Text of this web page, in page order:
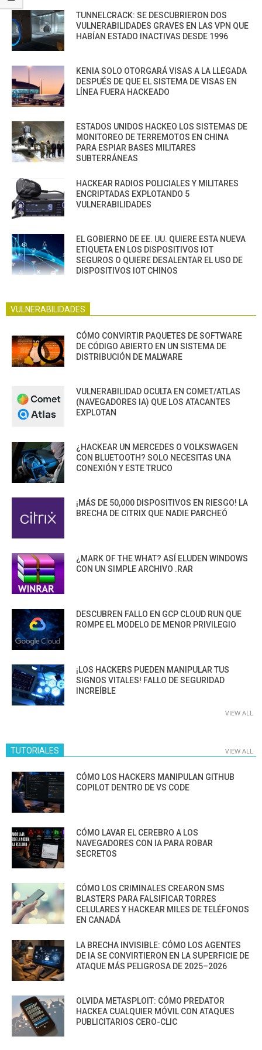
TUNNELCRACK: SE DESCUBRIERON DOS
VULNERABILIDADES GRAVES EN LAS VPN QUE
HABÍAN ESTADO INACTIVAS DESDE 1996
KENIA SOLO OTORGARÁ VISAS A LA LLEGADA
DESPUÉS DE QUE EL SISTEMA DE VISAS EN
LÍNEA FUERA HACKEADO
ESTADOS UNIDOS HACKEO LOS SISTEMAS DE
MONITOREO DE TERREMOTOS EN CHINA
PARA ESPIAR BASES MILITARES
SUBTERRÁNEAS
HACKEAR RADIOS POLICIALES Y MILITARES
ENCRIPTADAS EXPLOTANDO 5
VULNERABILIDADES
EL GOBIERNO DE EE. UU. QUIERE ESTA NUEVA
ETIQUETA EN LOS DISPOSITIVOS IOT
SEGUROS O QUIERE DESALENTAR EL USO DE
DISPOSITIVOS IOT CHINOS
VULNERABILIDADES
CÓMO CONVIRTIR PAQUETES DE SOFTWARE
DE CÓDIGO ABIERTO EN UN SISTEMA DE
DISTRIBUCIÓN DE MALWARE
VULNERABILIDAD OCULTA EN COMET/ATLAS
(NAVEGADORES IA) QUE LOS ATACANTES
EXPLOTAN
¿HACKEAR UN MERCEDES O VOLKSWAGEN
CON BLUETOOTH? SOLO NECESITAS UNA
CONEXIÓN Y ESTE TRUCO
¡MÁS DE 50,000 DISPOSITIVOS EN RIESGO! LA
BRECHA DE CITRIX QUE NADIE PARCHEÓ
¿MARK OF THE WHAT? ASÍ ELUDEN WINDOWS
CON UN SIMPLE ARCHIVO .RAR
DESCUBREN FALLO EN GCP CLOUD RUN QUE
ROMPE EL MODELO DE MENOR PRIVILEGIO
¡LOS HACKERS PUEDEN MANIPULAR TUS
SIGNOS VITALES! FALLO DE SEGURIDAD
INCREÍBLE
VIEW ALL
TUTORIALES VIEW ALL
CÓMO LOS HACKERS MANIPULAN GITHUB
COPILOT DENTRO DE VS CODE
CÓMO LAVAR EL CEREBRO A LOS
NAVEGADORES CON IA PARA ROBAR
SECRETOS
CÓMO LOS CRIMINALES CREARON SMS
BLASTERS PARA FALSIFICAR TORRES
CELULARES Y HACKEAR MILES DE TELÉFONOS
EN CANADÁ
LA BRECHA INVISIBLE: CÓMO LOS AGENTES
DE IA SE CONVIRTIERON EN LA SUPERFICIE DE
ATAQUE MÁS PELIGROSA DE 2025–2026
OLVIDA METASPLOIT: CÓMO PREDATOR
HACKEA CUALQUIER MÓVIL CON ATAQUES
PUBLICITARIOS CERO-CLIC